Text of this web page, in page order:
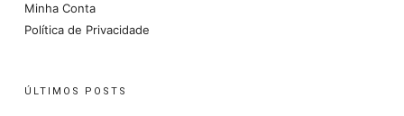
Minha Conta
Política de Privacidade
ÚLTIMOS POSTS